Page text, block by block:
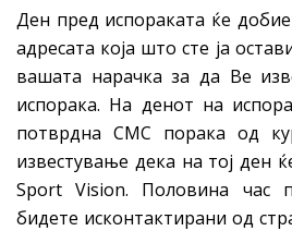
Ден пред испораката ќе
адресата која што сте ја
вашата нарачка за да Ве
испорака. На денот на
потврдна СМС порака од
известување дека на тој ден
Sport Vision. Половина час
бидете исконтактирани од